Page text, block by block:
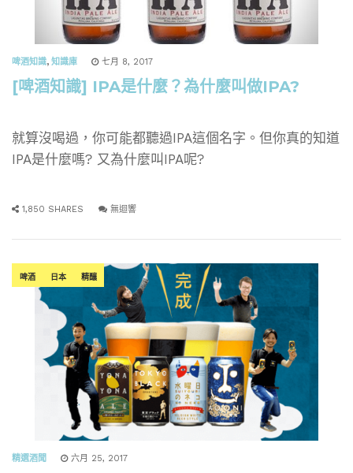
啤酒知識, 知識庫 七月 8, 2017
[啤酒知識] IPA是什麼？為什麼叫做IPA?
就算沒喝過，你可能都聽過IPA這個名字。但你真的知道
IPA是什麼嗎? 又為什麼叫IPA呢?
1,850 SHARES 無迴響
啤酒 日本 精釀
精選酒聞 六月 25, 2017